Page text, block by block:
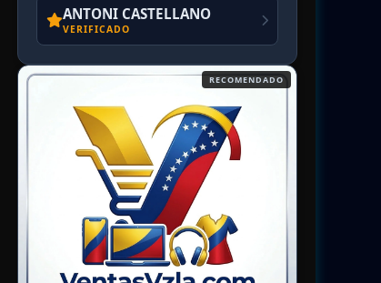
ANTONI CASTELLANO
VERIFICADO
RECOMENDADO